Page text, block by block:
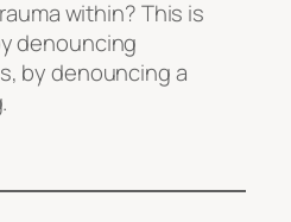
within? This is
denouncing
by denouncing a